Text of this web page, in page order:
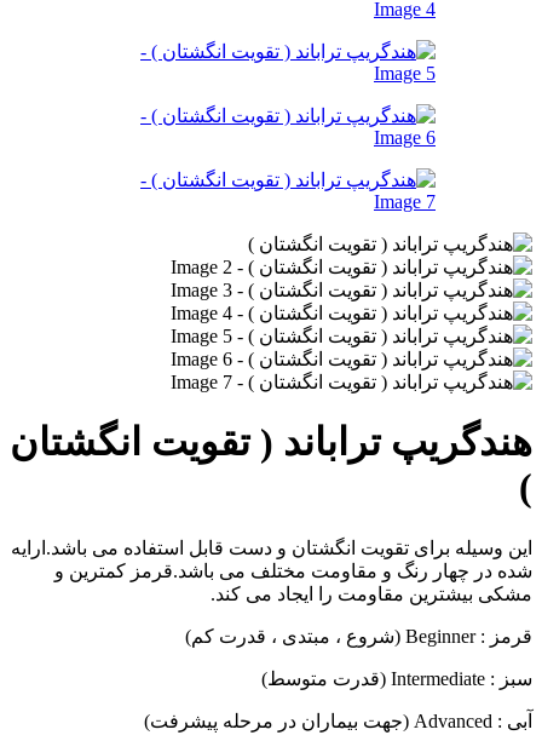
هندگریپ تراباند ( تقویت انگشتان
)
این وسیله برای تقویت انگشتان و دست قابل استفاده می باشد.ارایه
شده در چهار رنگ و مقاومت مختلف می باشد.قرمز کمترین و
مشکی بیشترین مقاومت را ایجاد می کند.
قرمز : Beginner (شروع ، مبتدی ، قدرت کم)
سبز : Intermediate (قدرت متوسط)
آبی : Advanced (جهت بیماران در مرحله پیشرفت)